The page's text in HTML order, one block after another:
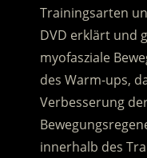
Trainingsarten
DVD erklärt und
myofasziale
des Warm-ups,
Verbesserung
innerhalb des